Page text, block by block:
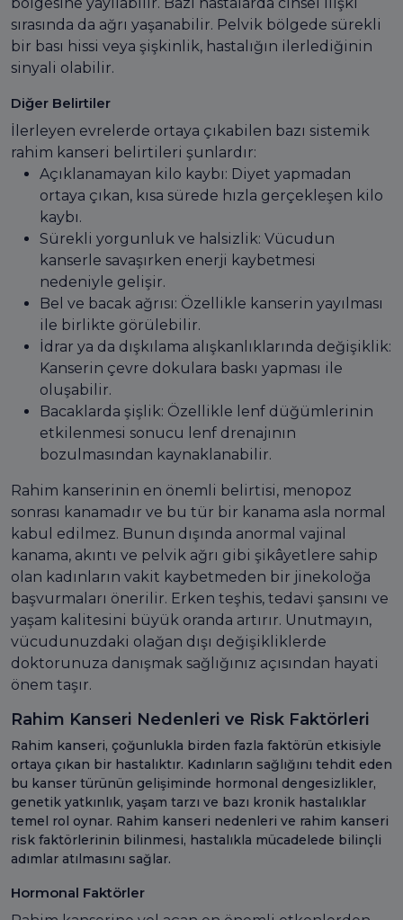
sırasında da ağrı yaşanabilir. Pelvik bölgede sürekli
bir bası hissi veya şişkinlik, hastalığın ilerlediğinin
sinyali olabilir.
Diğer Belirtiler
İlerleyen evrelerde ortaya çıkabilen bazı sistemik
rahim kanseri belirtileri şunlardır:
Açıklanamayan kilo kaybı: Diyet yapmadan
ortaya çıkan, kısa sürede hızla gerçekleşen kilo
kaybı.
Sürekli yorgunluk ve halsizlik: Vücudun
kanserle savaşırken enerji kaybetmesi
nedeniyle gelişir.
Bel ve bacak ağrısı: Özellikle kanserin yayılması
ile birlikte görülebilir.
İdrar ya da dışkılama alışkanlıklarında değişiklik:
Kanserin çevre dokulara baskı yapması ile
oluşabilir.
Bacaklarda şişlik: Özellikle lenf düğümlerinin
etkilenmesi sonucu lenf drenajının
bozulmasından kaynaklanabilir.
Rahim kanserinin en önemli belirtisi, menopoz
sonrası kanamadır ve bu tür bir kanama asla normal
kabul edilmez. Bunun dışında anormal vajinal
kanama, akıntı ve pelvik ağrı gibi şikâyetlere sahip
olan kadınların vakit kaybetmeden bir jinekoloğa
başvurmaları önerilir. Erken teşhis, tedavi şansını ve
yaşam kalitesini büyük oranda artırır. Unutmayın,
vücudunuzdaki olağan dışı değişikliklerde
doktorunuza danışmak sağlığınız açısından hayati
önem taşır.
Rahim Kanseri Nedenleri ve Risk Faktörleri
Rahim kanseri, çoğunlukla birden fazla faktörün etkisiyle
ortaya çıkan bir hastalıktır. Kadınların sağlığını tehdit eden
bu kanser türünün gelişiminde hormonal dengesizlikler,
genetik yatkınlık, yaşam tarzı ve bazı kronik hastalıklar
temel rol oynar. Rahim kanseri nedenleri ve rahim kanseri
risk faktörlerinin bilinmesi, hastalıkla mücadelede bilinçli
adımlar atılmasını sağlar.
Hormonal Faktörler